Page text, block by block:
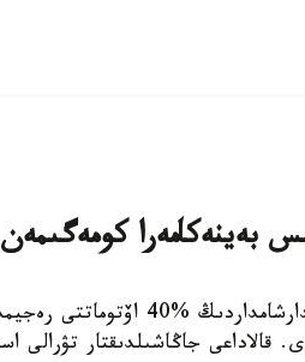
بەينەكامەرا
%82 عا جەتەدى. قالاداعى